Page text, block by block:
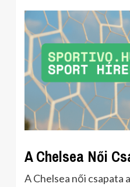
A Chelsea Női
A Chelsea női csapata